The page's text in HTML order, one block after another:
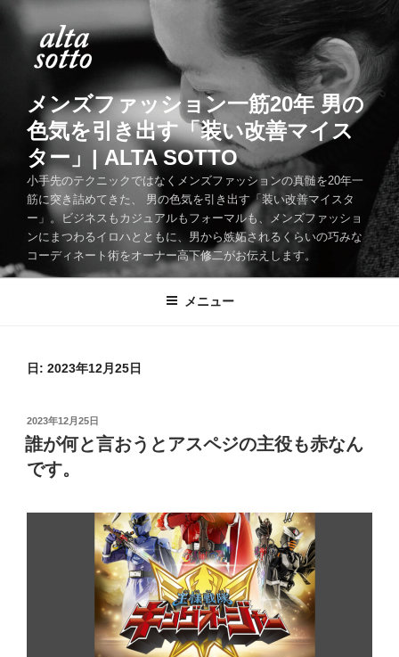
メンズファッション一筋20年 男の
色気を引き出す「装い改善マイス
ター」| ALTA SOTTO
小手先のテクニックではなくメンズファッションの真髄を20年一
筋に突き詰めてきた、 男の色気を引き出す「装い改善マイスタ
ー」。ビジネスもカジュアルもフォーマルも、メンズファッショ
ンにまつわるイロハとともに、男から嫉妬されるくらいの巧みな
コーディネート術をオーナー高下修二がお伝えします。
メニュー
日: 2023年12月25日
投
稿
日:
2023年12月25日
誰が何と言おうとアスペジの主役も赤なん
です。